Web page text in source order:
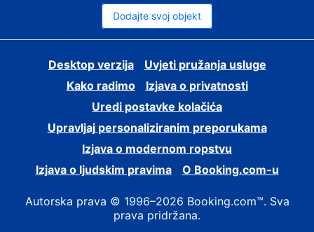
Dodajte svoj objekt
Desktop verzija
Uvjeti pružanja usluge
Kako radimo
Izjava o privatnosti
Uredi postavke kolačića
Upravljaj personaliziranim preporukama
Izjava o modernom ropstvu
Izjava o ljudskim pravima
O Booking.com-u
Autorska prava © 1996–2026 Booking.com™. Sva
prava pridržana.